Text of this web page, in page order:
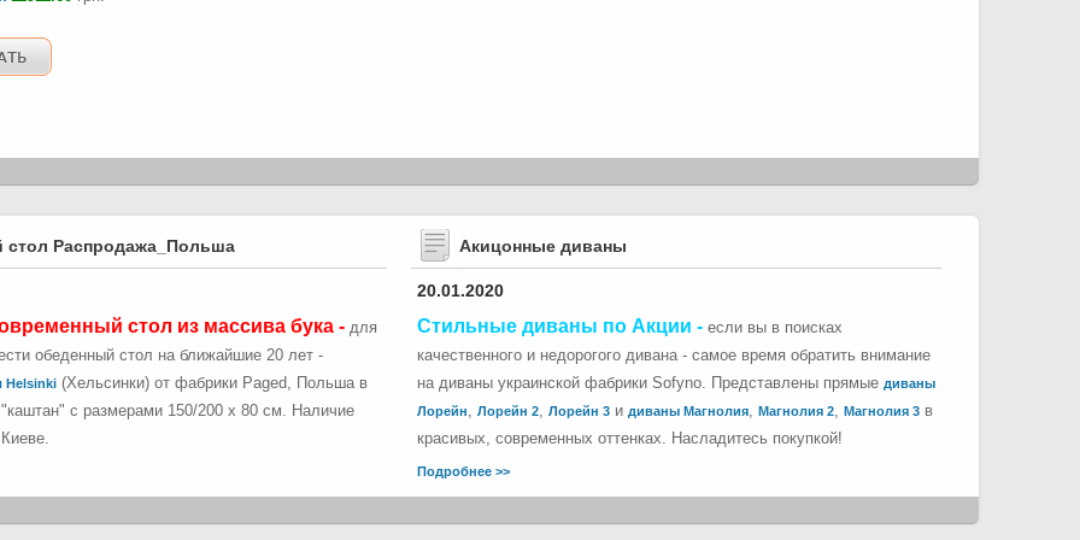
стол Распродажа_Польша
стол из массива бука - для
обеденный стол на ближайшие 20 лет -
Helsinki (Хельсинки) от фабрики Paged, Польша в
с размерами 150/200 х 80 см. Наличие
Акицонные диваны
20.01.2020
Стильные диваны по Акции - если вы в поисках
качественного и недорогого дивана - самое время обратить внимание
на диваны украинской фабрики Sofyno. Представлены прямые диваны
Лорейн, Лорейн 2, Лорейн 3 и диваны Магнолия, Магнолия 2, Магнолия 3 в
красивых, современных оттенках. Насладитесь покупкой!
Подробнее >>